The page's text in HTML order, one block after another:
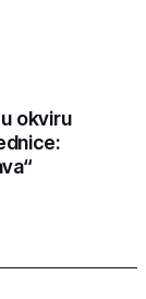
okviru